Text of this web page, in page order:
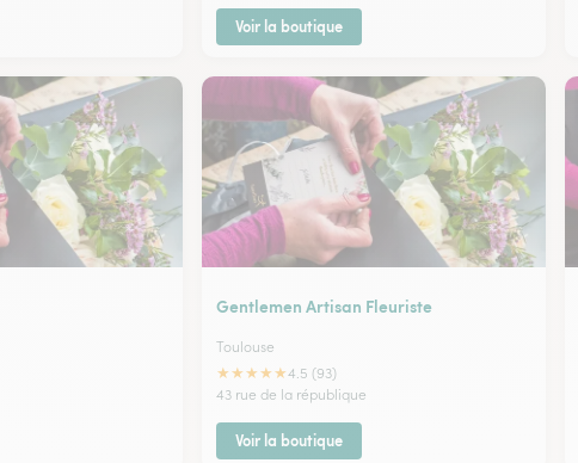
Voir la boutique
Gentlemen Artisan Fleuriste
Toulouse
★★★★★4.5 (93)
43 rue de la république
Voir la boutique